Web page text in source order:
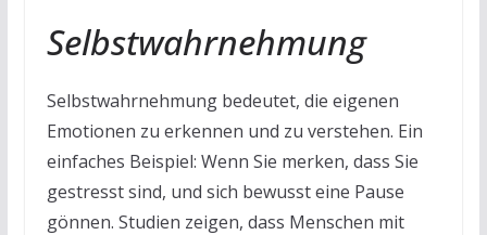
Selbstwahrnehmung
Selbstwahrnehmung bedeutet, die eigenen
Emotionen zu erkennen und zu verstehen. Ein
einfaches Beispiel: Wenn Sie merken, dass Sie
gestresst sind, und sich bewusst eine Pause
gönnen. Studien zeigen, dass Menschen mit